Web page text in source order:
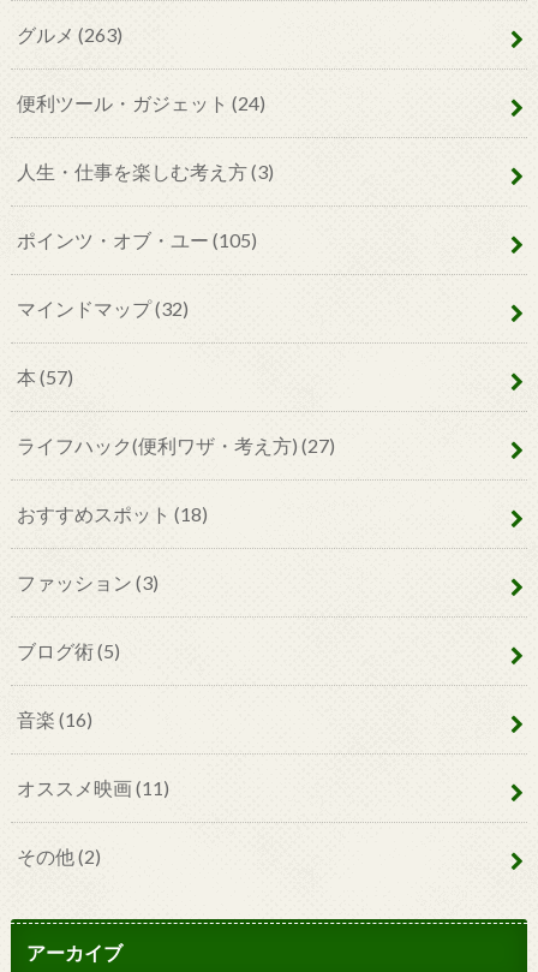
グルメ (263)
便利ツール・ガジェット (24)
人生・仕事を楽しむ考え方(3)
ポインツ・オブ・ユー (105)
マインドマップ(32)
本 (57)
ライフハック(便利ワザ・考え方) (27)
おすすめスポット (18)
ファッション (3)
ブログ術(5)
音楽 (16)
オススメ映画(11)
その他 (2)
アーカイブ